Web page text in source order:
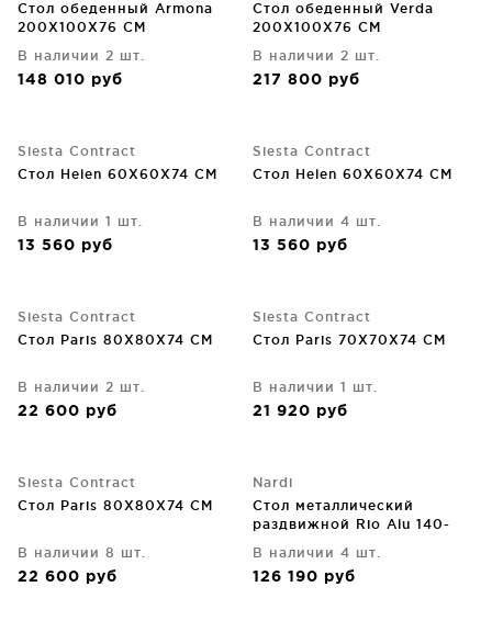
Стол обеденный Armona
200X100X76 CM
В наличии 2 шт.
148 010 руб
Стол обеденный Verda
200X100X76 CM
В наличии 2 шт.
217 800 руб
Siesta Contract
Стол Helen 60X60X74 CM
В наличии 1 шт.
13 560 руб
Siesta Contract
Стол Helen 60X60X74 CM
В наличии 4 шт.
13 560 руб
Siesta Contract
Стол Paris 80X80X74 CM
В наличии 2 шт.
22 600 руб
Siesta Contract
Стол Paris 70X70X74 CM
В наличии 1 шт.
21 920 руб
Siesta Contract
Стол Paris 80X80X74 CM
В наличии 8 шт.
22 600 руб
Nardi
Стол металлический
раздвижной Rio Alu 140-
В наличии 4 шт.
126 190 руб